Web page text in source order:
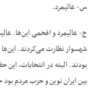
س- عالیمرد.
ج- عالیمرد و افخمی این‌ها.
شهسوار نظارت می‌کردند.
بودند. البته در انتخابات، این
بین ایران نوین و حزب مردم